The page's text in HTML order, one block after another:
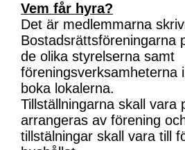
Vem får hyra?
Det är medlemmarna
Bostadsrättsföreningarna
de olika styrelserna samt
föreningsverksamheterna
boka lokalerna.
Tillställningarna skall vara
arrangeras av förening
tillstälningar skall vara till